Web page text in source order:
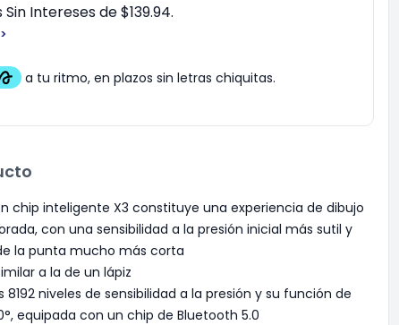
Sin Intereses de $139.94.
chip inteligente X3 constituye una experiencia de dibujo
con una sensibilidad a la presión inicial más sutil y
la punta mucho más corta
a la de un lápiz
8192 niveles de sensibilidad a la presión y su función de
equipada con un chip de Bluetooth 5.0